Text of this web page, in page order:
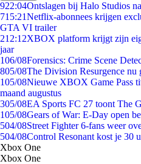
922:04Ontslagen bij Halo Studios
715:21Netflix-abonnees krijgen
GTA VI trailer
212:12XBOX platform krijgt zijn
jaar
106/08Forensics: Crime Scene
805/08The Division Resurgence nu
105/08Nieuwe XBOX Game Pass
maand augustus
305/08EA Sports FC 27 toont The
105/08Gears of War: E-Day open
504/08Street Fighter 6-fans weer
504/08Control Resonant kost je 30
Xbox One
Xbox One